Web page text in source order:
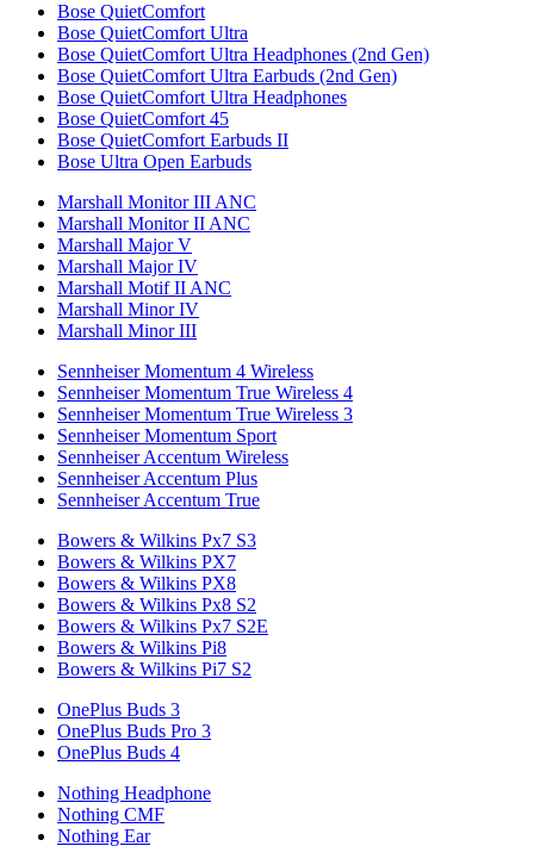
Bose QuietComfort
Bose QuietComfort Ultra
Bose QuietComfort Ultra Headphones (2nd Gen)
Bose QuietComfort Ultra Earbuds (2nd Gen)
Bose QuietComfort Ultra Headphones
Bose QuietComfort 45
Bose QuietComfort Earbuds II
Bose Ultra Open Earbuds
Marshall Monitor III ANC
Marshall Monitor II ANC
Marshall Major V
Marshall Major IV
Marshall Motif II ANC
Marshall Minor IV
Marshall Minor III
Sennheiser Momentum 4 Wireless
Sennheiser Momentum True Wireless 4
Sennheiser Momentum True Wireless 3
Sennheiser Momentum Sport
Sennheiser Accentum Wireless
Sennheiser Accentum Plus
Sennheiser Accentum True
Bowers & Wilkins Px7 S3
Bowers & Wilkins PX7
Bowers & Wilkins PX8
Bowers & Wilkins Px8 S2
Bowers & Wilkins Px7 S2E
Bowers & Wilkins Pi8
Bowers & Wilkins Pi7 S2
OnePlus Buds 3
OnePlus Buds Pro 3
OnePlus Buds 4
Nothing Headphone
Nothing CMF
Nothing Ear